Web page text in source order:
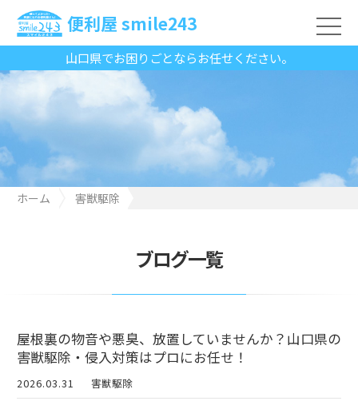
山口県でお困りごとならお任せください。
便利屋 smile243
ホーム
害獣駆除
ブログ一覧
屋根裏の物音や悪臭、放置していませんか？山口県の
害獣駆除・侵入対策はプロにお任せ！
2026.03.31 害獣駆除